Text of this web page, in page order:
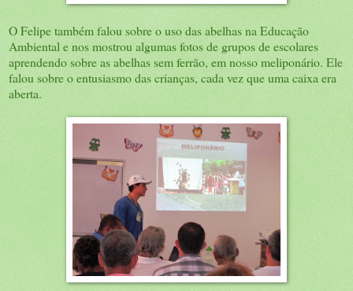
O Felipe também falou sobre o uso das abelhas na Educação
Ambiental e nos mostrou algumas fotos de grupos de escolares
aprendendo sobre as abelhas sem ferrão, em nosso meliponário. Ele
falou sobre o entusiasmo das crianças, cada vez que uma caixa era
aberta.